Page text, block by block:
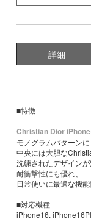
詳細
■特徴
Christian Dior iPhone
モノグラムパターンに
中央には大胆な
洗練されたデザインが
耐衝撃性にも優れ、
日常使いに最適な機能
■対応機種
iPhone16.